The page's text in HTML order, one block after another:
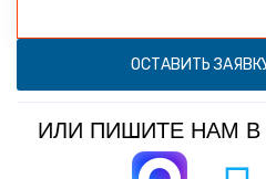
ОСТАВИТЬ
ИЛИ ПИШИТЕ НАМ